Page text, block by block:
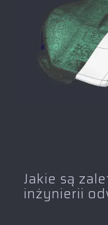
Jakie są
inżynierii